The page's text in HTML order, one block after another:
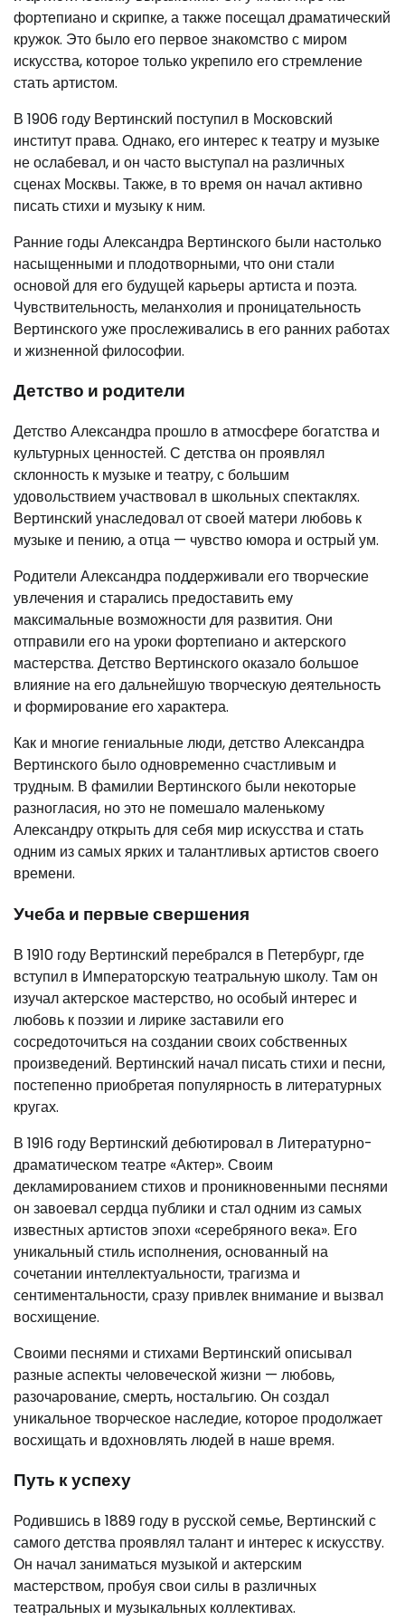
фортепиано и скрипке, а также посещал драматический
кружок. Это было его первое знакомство с миром
искусства, которое только укрепило его стремление
стать артистом.
В 1906 году Вертинский поступил в Московский
институт права. Однако, его интерес к театру и музыке
не ослабевал, и он часто выступал на различных
сценах Москвы. Также, в то время он начал активно
писать стихи и музыку к ним.
Ранние годы Александра Вертинского были настолько
насыщенными и плодотворными, что они стали
основой для его будущей карьеры артиста и поэта.
Чувствительность, меланхолия и проницательность
Вертинского уже прослеживались в его ранних работах
и жизненной философии.
Детство и родители
Детство Александра прошло в атмосфере богатства и
культурных ценностей. С детства он проявлял
склонность к музыке и театру, с большим
удовольствием участвовал в школьных спектаклях.
Вертинский унаследовал от своей матери любовь к
музыке и пению, а отца — чувство юмора и острый ум.
Родители Александра поддерживали его творческие
увлечения и старались предоставить ему
максимальные возможности для развития. Они
отправили его на уроки фортепиано и актерского
мастерства. Детство Вертинского оказало большое
влияние на его дальнейшую творческую деятельность
и формирование его характера.
Как и многие гениальные люди, детство Александра
Вертинского было одновременно счастливым и
трудным. В фамилии Вертинского были некоторые
разногласия, но это не помешало маленькому
Александру открыть для себя мир искусства и стать
одним из самых ярких и талантливых артистов своего
времени.
Учеба и первые свершения
В 1910 году Вертинский перебрался в Петербург, где
вступил в Императорскую театральную школу. Там он
изучал актерское мастерство, но особый интерес и
любовь к поэзии и лирике заставили его
сосредоточиться на создании своих собственных
произведений. Вертинский начал писать стихи и песни,
постепенно приобретая популярность в литературных
кругах.
В 1916 году Вертинский дебютировал в Литературно-
драматическом театре «Актер». Своим
декламированием стихов и проникновенными песнями
он завоевал сердца публики и стал одним из самых
известных артистов эпохи «серебряного века». Его
уникальный стиль исполнения, основанный на
сочетании интеллектуальности, трагизма и
сентиментальности, сразу привлек внимание и вызвал
восхищение.
Своими песнями и стихами Вертинский описывал
разные аспекты человеческой жизни — любовь,
разочарование, смерть, ностальгию. Он создал
уникальное творческое наследие, которое продолжает
восхищать и вдохновлять людей в наше время.
Путь к успеху
Родившись в 1889 году в русской семье, Вертинский с
самого детства проявлял талант и интерес к искусству.
Он начал заниматься музыкой и актерским
мастерством, пробуя свои силы в различных
театральных и музыкальных коллективах.